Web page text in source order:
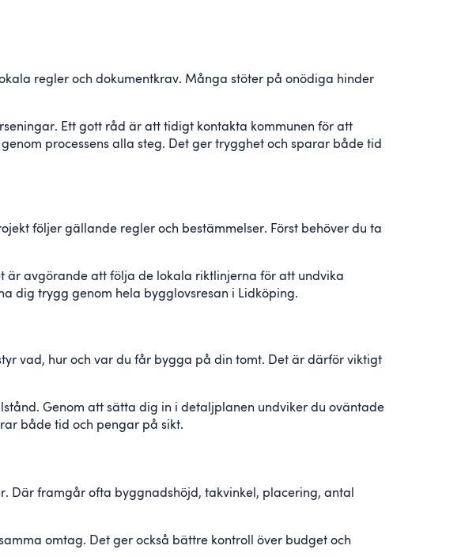
regler och dokumentkrav. Många stöter på onödiga hinder
Ett gott råd är att tidigt kontakta kommunen för att
processens alla steg. Det ger trygghet och sparar både tid
följer gällande regler och bestämmelser. Först behöver du ta
är avgörande att följa de lokala riktlinjerna för att undvika
dig trygg genom hela bygglovsresan i Lidköping.
vad, hur och var du får bygga på din tomt. Det är därför viktigt
Genom att sätta dig in i detaljplanen undviker du oväntade
både tid och pengar på sikt.
Där framgår ofta byggnadshöjd, takvinkel, placering, antal
omtag. Det ger också bättre kontroll över budget och